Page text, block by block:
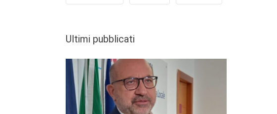
Ultimi pubblicati